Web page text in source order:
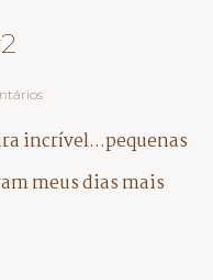
incrível...pequenas
meus dias mais